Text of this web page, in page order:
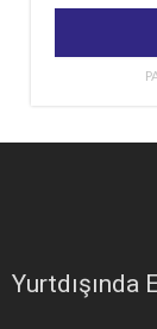
Yurtdışında